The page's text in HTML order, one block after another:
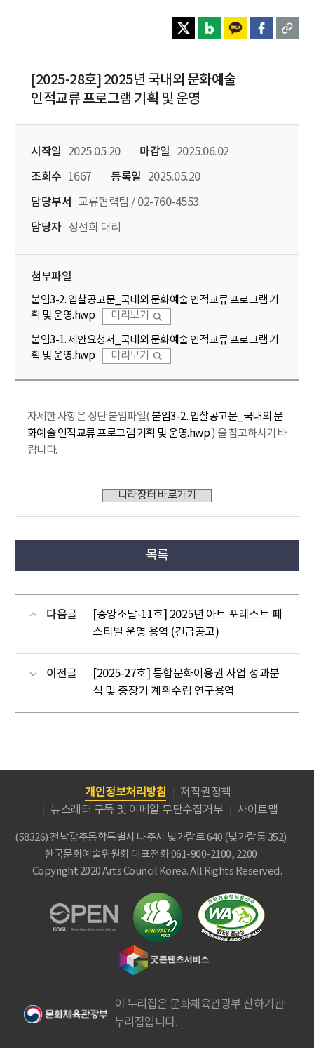
[2025-28호] 2025년 국내외 문화예술
인적교류 프로그램 기획 및 운영
시작일 2025.05.20 마감일
2025.06.02
조회수
1667 등록일
2025.05.20
담당부서
교류협력팀 / 02-760-4553
담당자 정선희 대리
첨부파일
붙임3-2. 입찰공고문_국내외 문화예술 인적교류 프로그램 기
획 및 운영.hwp
미리보기
붙임3-1. 제안요청서_국내외 문화예술 인적교류 프로그램 기
획 및 운영.hwp
미리보기
자세한 사항은 상단 붙임파일( 붙임3-2. 입찰공고문_국내외 문
화예술 인적교류 프로그램 기획 및 운영.hwp) 을 참고하시기 바
랍니다.
나라장터 바로가기
목록
다음글
[중앙조달-11호] 2025년 아트 포레스트 페
스티벌 운영 용역 (긴급공고)
이전글
[2025-27호] 통합문화이용권 사업 성과분
석 및 중장기 계획수립 연구용역
개인정보처리방침
저작권정책
뉴스레터 구독 및 이메일 무단수집거부
사이트맵
(58326) 전남광주통합특별시 나주시 빛가람로 640 (빛가람동 352)
한국문화예술위원회 대표전화 061-900-2100, 2200
Copyright 2020 Arts Council Korea. All Rights Reserved.
이 누리집은 문화체육관광부 산하기관
누리집입니다.